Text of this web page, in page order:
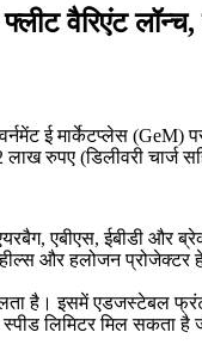
वैरिएंट
ई मार्केटप्लेस
रुपए (डिलीवरी चार्ज
एबीएस, ईबीडी और
और हलोजन
है। इसमें एडजस्टेबल
लिमिटर मिल सकता है